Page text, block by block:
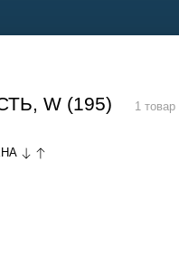
W (195) 1 товар